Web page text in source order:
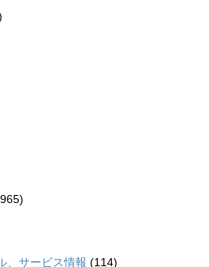
、サービス情報 (114)